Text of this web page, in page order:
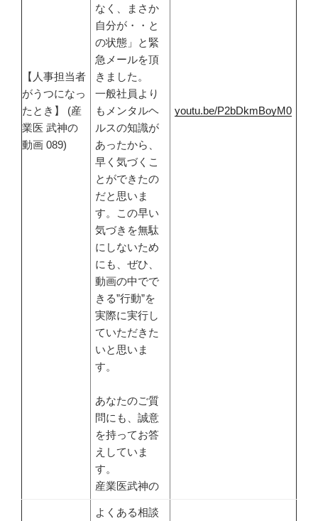
【人事担当者
がうつになっ
たとき】 (産
業医 武神の
動画 089)
なく、まさか
自分が・・と
の状態」と緊
急メールを頂
きました。
一般社員より
もメンタルヘ
ルスの知識が
あったから、
早く気づくこ
とができたの
だと思いま
す。この早い
気づきを無駄
にしないため
にも、ぜひ、
動画の中でで
きる”行動”を
実際に実行し
ていただきた
いと思いま
す。
あなたのご質
問にも、誠意
を持ってお答
えしていま
す。
産業医武神の
youtu.be/P2bDkmBoyM0
よくある相談